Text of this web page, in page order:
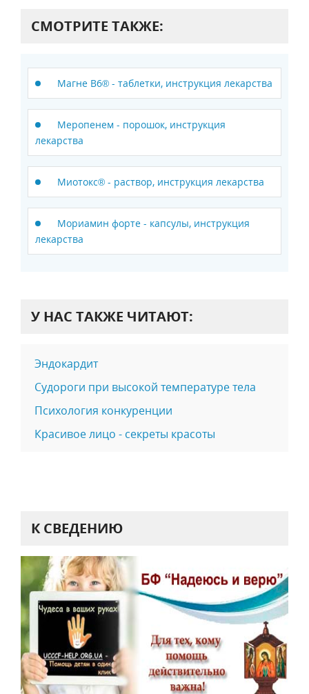
СМОТРИТЕ ТАКЖЕ:
Магне B6® - таблетки, инструкция лекарства
Меропенем - порошок, инструкция
лекарства
Миотокс® - раствор, инструкция лекарства
Мориамин форте - капсулы, инструкция
лекарства
У НАС ТАКЖЕ ЧИТАЮТ:
Эндокардит
Судороги при высокой температуре тела
Психология конкуренции
Красивое лицо - секреты красоты
К СВЕДЕНИЮ